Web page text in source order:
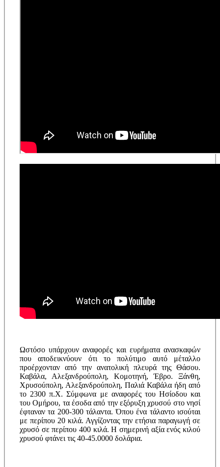
Ωστόσο υπάρχουν αναφορές και ευρήματα ανασκαφών
που αποδεικνύουν ότι το πολύτιμο αυτό μέταλλο
προέρχονταν από την ανατολική πλευρά της Θάσου.
Καβάλα, Αλεξανδρούπολη, Κομοτηνή, Έβρο. Ξάνθη,
Χρυσούπολη, Αλεξανδρούπολη, Παλιά Καβάλα ήδη από
το 2300 π.Χ. Σύμφωνα με αναφορές του Ησίοδου και
του Ομήρου, τα έσοδα από την εξόρυξη χρυσού στο νησί
έφταναν τα 200-300 τάλαντα. Όπου ένα τάλαντο ισούται
με περίπου 20 κιλά. Αγγίζοντας την ετήσια παραγωγή σε
χρυσό σε περίπου 400 κιλά. Η σημερινή αξία ενός κιλού
χρυσού φτάνει τις 40-45.0000 δολάρια.